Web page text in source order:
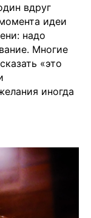
вдруг
идеи
надо
Многие
«это
иногда